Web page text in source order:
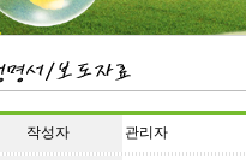
작성자 관리자